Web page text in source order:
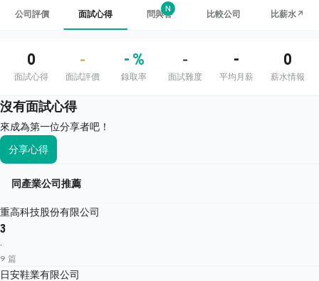
公司評價 面試心得 問與答
N
比較公司 比薪水↗
0
面試心得
-
面試評價
- %
錄取率
-
面試難度
-
平均月薪
0
薪水情報
沒有面試心得
來成為第一位分享者吧！
分享心得
同產業公司推薦
重高科技股份有限公司
3
·
9 篇
日安鞋業有限公司